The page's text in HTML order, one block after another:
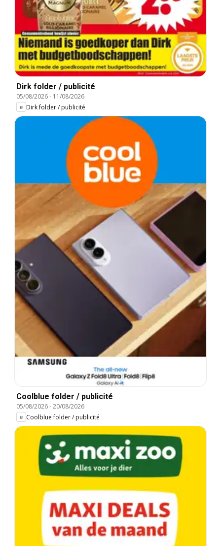
Dirk folder / publicité
05/08/2026- 11/08/2026
Dirk folder / publicité
Coolblue folder / publicité
05/08/2026-20/08/2026
Coolblue folder / publicité